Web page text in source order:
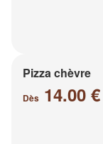
Pizza chèvre
Dès 14.00 €